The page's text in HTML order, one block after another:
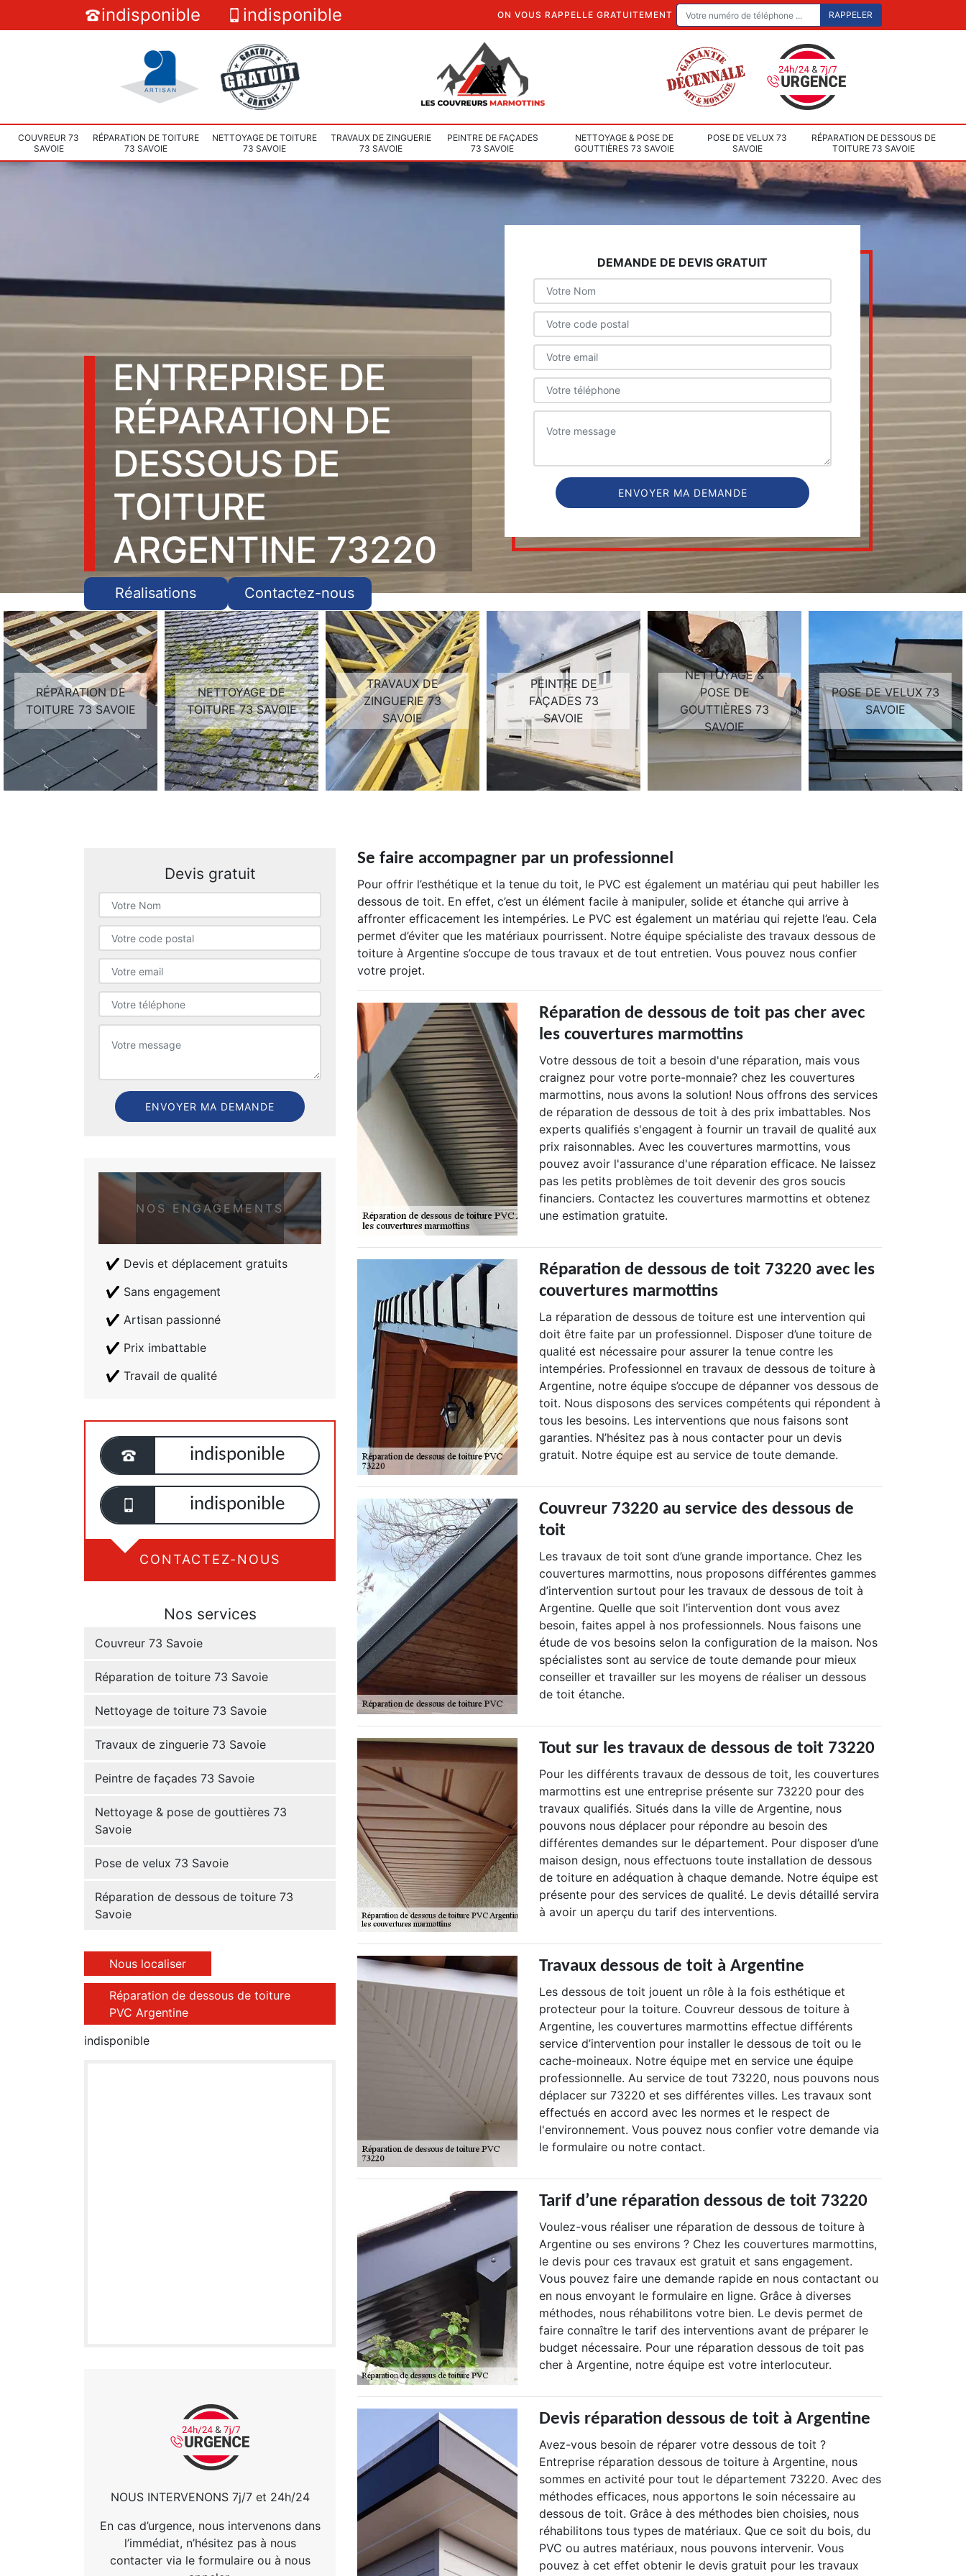
indisponible indisponible ON VOUS RAPPELLE GRATUITEMENT
COUVREUR 73
SAVOIE
RÉPARATION DE TOITURE
73 SAVOIE
NETTOYAGE DE TOITURE
73 SAVOIE
TRAVAUX DE ZINGUERIE
73 SAVOIE
PEINTRE DE FAÇADES
73 SAVOIE
NETTOYAGE & POSE DE
GOUTTIÈRES 73 SAVOIE
POSE DE VELUX 73
SAVOIE
RÉPARATION DE DESSOUS DE
TOITURE 73 SAVOIE
ENTREPRISE DE
RÉPARATION DE
DESSOUS DE
TOITURE
ARGENTINE 73220
Réalisations Contactez-nous
DEMANDE DE DEVIS GRATUIT
RÉPARATION DE
TOITURE 73 SAVOIE
NETTOYAGE DE
TOITURE 73 SAVOIE
TRAVAUX DE
ZINGUERIE 73
SAVOIE
PEINTRE DE
FAÇADES 73
SAVOIE
NETTOYAGE &
POSE DE
GOUTTIÈRES 73
SAVOIE
POSE DE VELUX 73
SAVOIE
Devis gratuit
NOS ENGAGEMENTS
Devis et déplacement gratuits
Sans engagement
Artisan passionné
Prix imbattable
Travail de qualité
indisponible
indisponible
CONTACTEZ-NOUS
Nos services
Couvreur 73 Savoie
Réparation de toiture 73 Savoie
Nettoyage de toiture 73 Savoie
Travaux de zinguerie 73 Savoie
Peintre de façades 73 Savoie
Nettoyage & pose de gouttières 73
Savoie
Pose de velux 73 Savoie
Réparation de dessous de toiture 73
Savoie
Nous localiser
Réparation de dessous de toiture
PVC Argentine
indisponible
NOUS INTERVENONS 7j/7 et 24h/24
En cas d’urgence, nous intervenons dans
l’immédiat, n’hésitez pas à nous
contacter via le formulaire ou à nous
Se faire accompagner par un professionnel
Pour offrir l’esthétique et la tenue du toit, le PVC est également un matériau qui peut habiller les
dessous de toit. En effet, c’est un élément facile à manipuler, solide et étanche qui arrive à
affronter efficacement les intempéries. Le PVC est également un matériau qui rejette l’eau. Cela
permet d’éviter que les matériaux pourrissent. Notre équipe spécialiste des travaux dessous de
toiture à Argentine s’occupe de tous travaux et de tout entretien. Vous pouvez nous confier
votre projet.
Réparation de dessous de toit pas cher avec
les couvertures marmottins
Votre dessous de toit a besoin d'une réparation, mais vous
craignez pour votre porte-monnaie? chez les couvertures
marmottins, nous avons la solution! Nous offrons des services
de réparation de dessous de toit à des prix imbattables. Nos
experts qualifiés s'engagent à fournir un travail de qualité aux
prix raisonnables. Avec les couvertures marmottins, vous
pouvez avoir l'assurance d'une réparation efficace. Ne laissez
pas les petits problèmes de toit devenir des gros soucis
financiers. Contactez les couvertures marmottins et obtenez
une estimation gratuite.
Réparation de dessous de toit 73220 avec les
couvertures marmottins
La réparation de dessous de toiture est une intervention qui
doit être faite par un professionnel. Disposer d’une toiture de
qualité est nécessaire pour assurer la tenue contre les
intempéries. Professionnel en travaux de dessous de toiture à
Argentine, notre équipe s’occupe de dépanner vos dessous de
toit. Nous disposons des services compétents qui répondent à
tous les besoins. Les interventions que nous faisons sont
garanties. N’hésitez pas à nous contacter pour un devis
gratuit. Notre équipe est au service de toute demande.
Couvreur 73220 au service des dessous de
toit
Les travaux de toit sont d’une grande importance. Chez les
couvertures marmottins, nous proposons différentes gammes
d’intervention surtout pour les travaux de dessous de toit à
Argentine. Quelle que soit l’intervention dont vous avez
besoin, faites appel à nos professionnels. Nous faisons une
étude de vos besoins selon la configuration de la maison. Nos
spécialistes sont au service de toute demande pour mieux
conseiller et travailler sur les moyens de réaliser un dessous
de toit étanche.
Tout sur les travaux de dessous de toit 73220
Pour les différents travaux de dessous de toit, les couvertures
marmottins est une entreprise présente sur 73220 pour des
travaux qualifiés. Situés dans la ville de Argentine, nous
pouvons nous déplacer pour répondre au besoin des
différentes demandes sur le département. Pour disposer d’une
maison design, nous effectuons toute installation de dessous
de toiture en adéquation à chaque demande. Notre équipe est
présente pour des services de qualité. Le devis détaillé servira
à avoir un aperçu du tarif des interventions.
Travaux dessous de toit à Argentine
Les dessous de toit jouent un rôle à la fois esthétique et
protecteur pour la toiture. Couvreur dessous de toiture à
Argentine, les couvertures marmottins effectue différents
service d’intervention pour installer le dessous de toit ou le
cache-moineaux. Notre équipe met en service une équipe
professionnelle. Au service de tout 73220, nous pouvons nous
déplacer sur 73220 et ses différentes villes. Les travaux sont
effectués en accord avec les normes et le respect de
l'environnement. Vous pouvez nous confier votre demande via
le formulaire ou notre contact.
Tarif d’une réparation dessous de toit 73220
Voulez-vous réaliser une réparation de dessous de toiture à
Argentine ou ses environs ? Chez les couvertures marmottins,
le devis pour ces travaux est gratuit et sans engagement.
Vous pouvez faire une demande rapide en nous contactant ou
en nous envoyant le formulaire en ligne. Grâce à diverses
méthodes, nous réhabilitons votre bien. Le devis permet de
faire connaître le tarif des interventions avant de préparer le
budget nécessaire. Pour une réparation dessous de toit pas
cher à Argentine, notre équipe est votre interlocuteur.
Devis réparation dessous de toit à Argentine
Avez-vous besoin de réparer votre dessous de toit ?
Entreprise réparation dessous de toiture à Argentine, nous
sommes en activité pour tout le département 73220. Avec des
méthodes efficaces, nous apportons le soin nécessaire au
dessous de toit. Grâce à des méthodes bien choisies, nous
réhabilitons tous types de matériaux. Que ce soit du bois, du
PVC ou autres matériaux, nous pouvons intervenir. Vous
pouvez à cet effet obtenir le devis gratuit pour les travaux